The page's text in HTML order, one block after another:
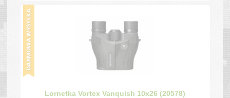
Lornetka Vortex Vanquish 10x26 (20578)